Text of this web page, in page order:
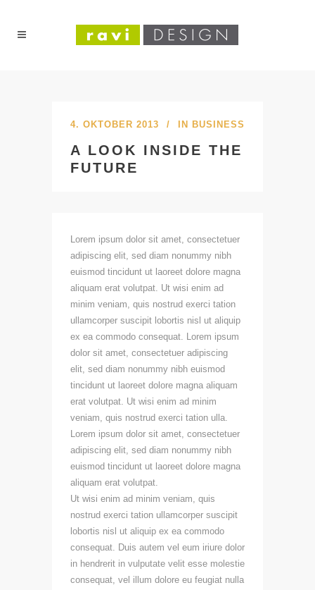
4. OKTOBER 2013 IN BUSINESS
A LOOK INSIDE THE
FUTURE
Lorem ipsum dolor sit amet, consectetuer
adipiscing elit, sed diam nonummy nibh
euismod tincidunt ut laoreet dolore magna
aliquam erat volutpat. Ut wisi enim ad
minim veniam, quis nostrud exerci tation
ullamcorper suscipit lobortis nisl ut aliquip
ex ea commodo consequat. Lorem ipsum
dolor sit amet, consectetuer adipiscing
elit, sed diam nonummy nibh euismod
tincidunt ut laoreet dolore magna aliquam
erat volutpat. Ut wisi enim ad minim
veniam, quis nostrud exerci tation ulla.
Lorem ipsum dolor sit amet, consectetuer
adipiscing elit, sed diam nonummy nibh
euismod tincidunt ut laoreet dolore magna
aliquam erat volutpat.
Ut wisi enim ad minim veniam, quis
nostrud exerci tation ullamcorper suscipit
lobortis nisl ut aliquip ex ea commodo
consequat. Duis autem vel eum iriure dolor
in hendrerit in vulputate velit esse molestie
consequat, vel illum dolore eu feugiat nulla